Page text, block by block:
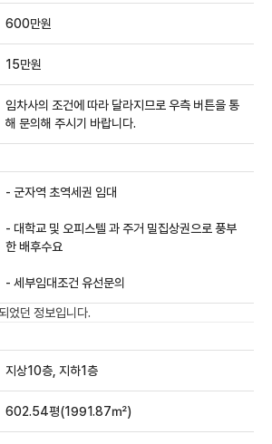
600만원
15만원
임차사의 조건에 따라 달라지므로 우측 버튼을 통
해 문의해 주시기 바랍니다.
- 군자역 초역세권 임대
- 대학교 및 오피스텔 과 주거 밀집상권으로 풍부
한 배후수요
- 세부임대조건 유선문의
었던 정보입니다.
지상10층, 지하1층
602.54평(1991.87㎡)